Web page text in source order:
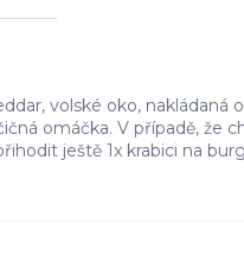
volské oko, nakládaná
omáčka. V případě, že
ještě 1x krabici na